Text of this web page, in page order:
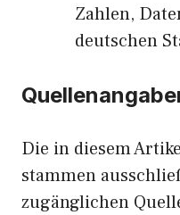
Zahlen,
deutschen
Die in diesem
stammen
zugänglichen